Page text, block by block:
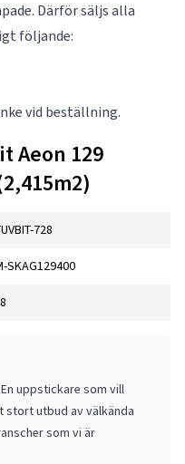
Därför säljs alla
följande:
vid beställning.
Aeon 129
728
SKAG129400
uppstickare som vill
stort utbud av välkända
som vi är